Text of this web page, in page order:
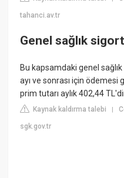
tahanci.av.tr
Genel sağlık
Bu kapsamdaki genel sağlık
ayı ve sonrası için ödemesi
prim tutarı aylık 402,44
Kaynak kaldırma talebi |
sgk.gov.tr